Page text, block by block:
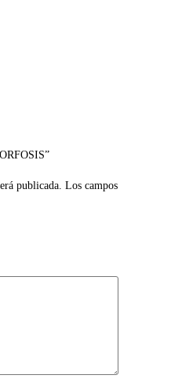
publicada. Los campos